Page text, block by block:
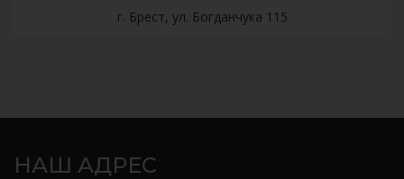
г. Брест, ул. Богданчука 115
НАШ АДРЕС